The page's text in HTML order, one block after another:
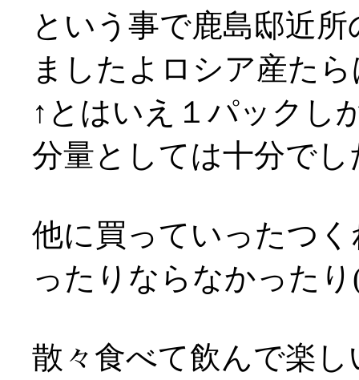
という事で鹿島邸近
ましたよロシア産た
↑とはいえ１パックし
分量としては十分でし
他に買っていったつ
ったりならなかったり
散々食べて飲んで楽